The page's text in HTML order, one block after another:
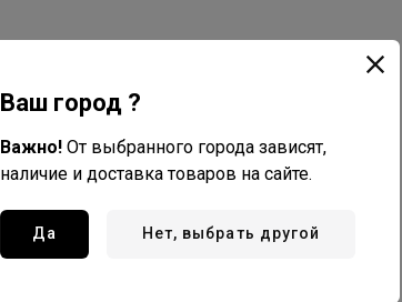
Ваш город ?
Важно! От выбранного города зависят,
наличие и доставка товаров на сайте.
Да Нет, выбрать другой